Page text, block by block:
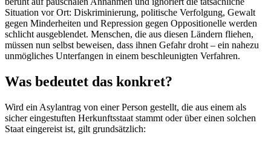
Situation vor Ort: Diskriminierung, politische Verfolgung, Gewalt
gegen Minderheiten und Repression gegen Oppositionelle werden
schlicht ausgeblendet. Menschen, die aus diesen Ländern fliehen,
müssen nun selbst beweisen, dass ihnen Gefahr droht – ein nahezu
unmögliches Unterfangen in einem beschleunigten Verfahren.
Was bedeutet das konkret?
Wird ein Asylantrag von einer Person gestellt, die aus einem als
sicher eingestuften Herkunftsstaat stammt oder über einen solchen
Staat eingereist ist, gilt grundsätzlich: